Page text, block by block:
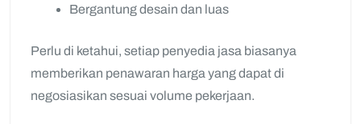
Bergantung desain dan luas
Perlu di ketahui, setiap penyedia jasa biasanya
memberikan penawaran harga yang dapat di
negosiasikan sesuai volume pekerjaan.